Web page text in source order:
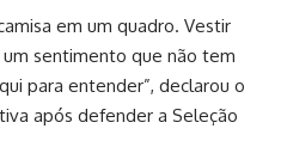
em um quadro. Vestir
um sentimento que não tem
para entender”, declarou o
após defender a Seleção